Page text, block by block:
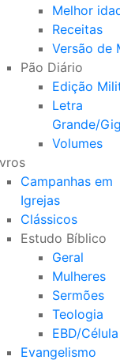
Melhor
Receitas
Versão de
Pão Diário
Edição
Letra
Grande/
Volumes
Campanhas em
Igrejas
Clássicos
Estudo Bíblico
Geral
Mulheres
Sermões
Teologia
EBD/Célula
Evangelismo